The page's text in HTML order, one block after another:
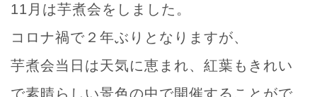
11月は芋煮会をしました。
コロナ禍で２年ぶりとなりますが、
芋煮会当日は天気に恵まれ、紅葉もきれい
で素晴らしい景色の中で開催することがで